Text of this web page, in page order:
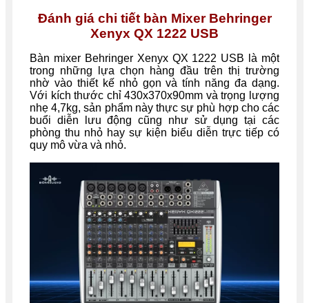
Đánh giá chi tiết bàn Mixer Behringer
Xenyx QX 1222 USB
Bàn mixer Behringer Xenyx QX 1222 USB là một
trong những lựa chọn hàng đầu trên thị trường
nhờ vào thiết kế nhỏ gọn và tính năng đa dạng.
Với kích thước chỉ 430x370x90mm và trọng lượng
nhẹ 4,7kg, sản phẩm này thực sự phù hợp cho các
buổi diễn lưu động cũng như sử dụng tại các
phòng thu nhỏ hay sự kiện biểu diễn trực tiếp có
quy mô vừa và nhỏ.